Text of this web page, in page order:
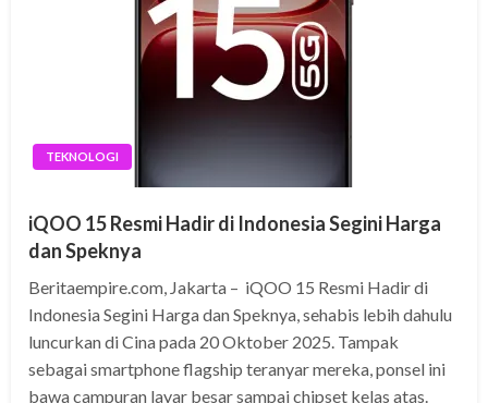
TEKNOLOGI
iQOO 15 Resmi Hadir di Indonesia Segini Harga
dan Speknya
Beritaempire.com, Jakarta – iQOO 15 Resmi Hadir di
Indonesia Segini Harga dan Speknya, sehabis lebih dahulu
luncurkan di Cina pada 20 Oktober 2025. Tampak
sebagai smartphone flagship teranyar mereka, ponsel ini
bawa campuran layar besar sampai chipset kelas atas.